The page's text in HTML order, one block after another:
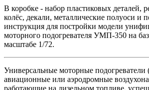
В коробке - набор пластиковых деталей,
колёс, декали, металлические полуоси и
инструкция для постройки модели
моторного подогревателя УМП-350 на
масштабе 1/72.
Универсальные моторные подогреватели
авиационные или аэродромные
работающие на дизельном топливе,